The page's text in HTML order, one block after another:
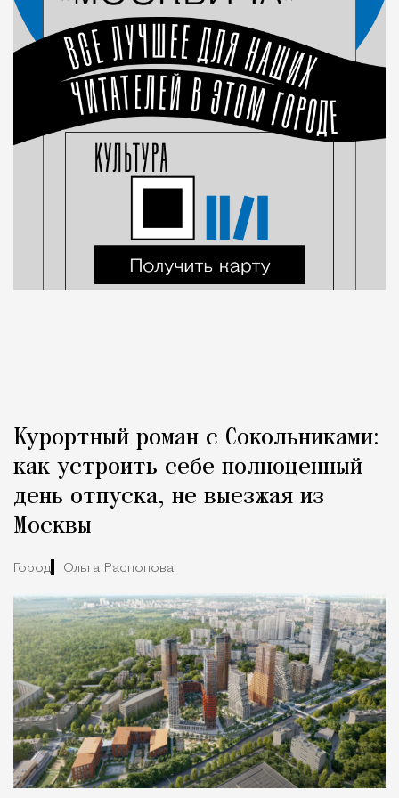
Курортный роман с Сокольниками:
как устроить себе полноценный
день отпуска, не выезжая из
Москвы
Город Ольга Распопова